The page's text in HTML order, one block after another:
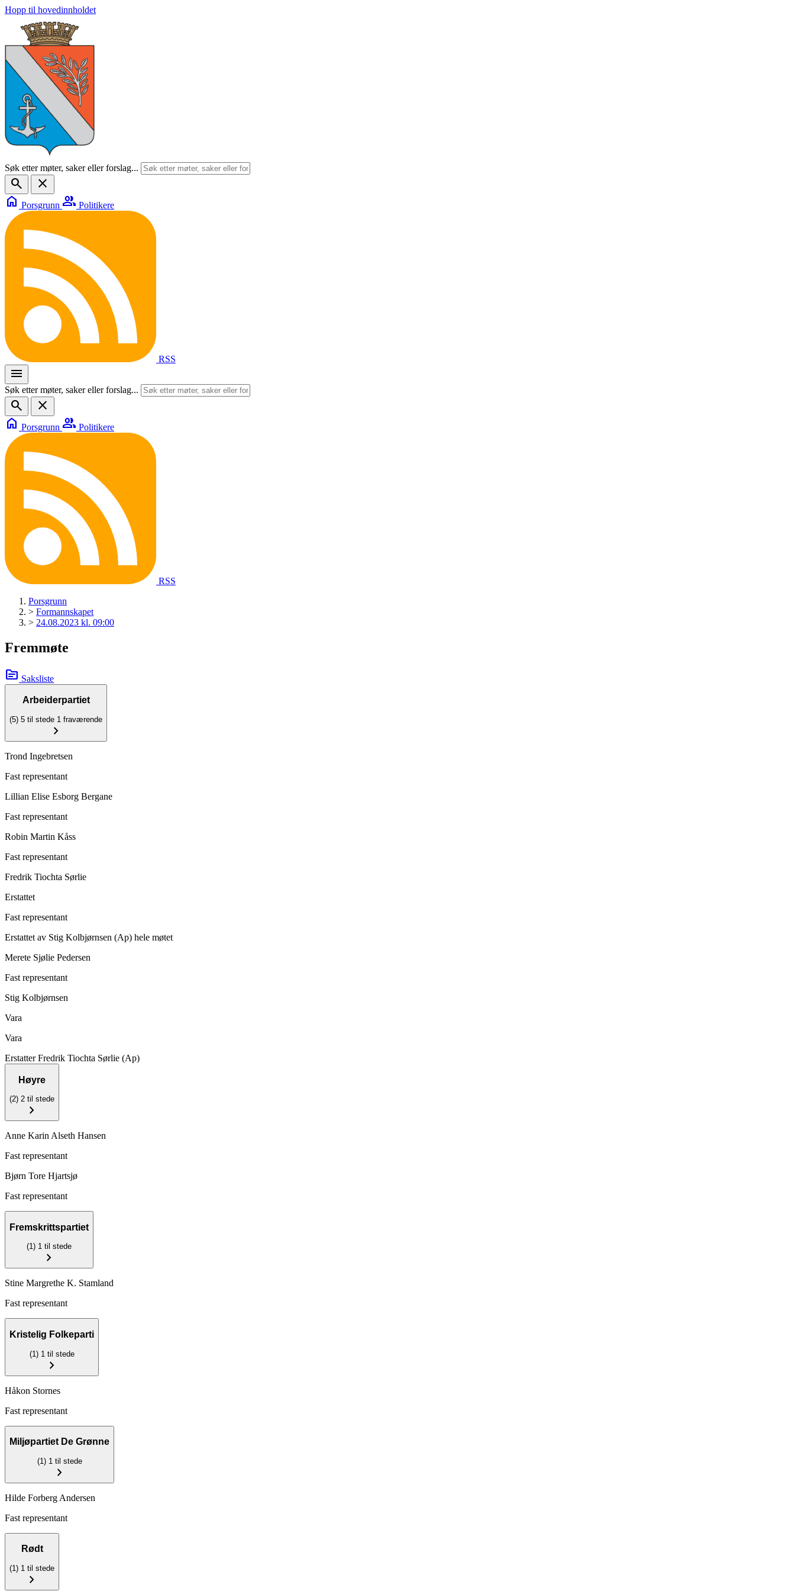
Hopp til hovedinnholdet
Søk etter møter, saker eller forslag...
search
close
home Porsgrunn group Politikere
RSS
menu
Søk etter møter, saker eller forslag...
search
close
home Porsgrunn group Politikere
RSS
Porsgrunn
> Formannskapet
> 24.08.2023 kl. 09:00
Fremmøte
topic Saksliste
Arbeiderpartiet
(5) 5 til stede 1 fraværende
chevron_right
Trond Ingebretsen
Fast representant
Lillian Elise Esborg Bergane
Fast representant
Robin Martin Kåss
Fast representant
Fredrik Tiochta Sørlie
Erstattet
Fast representant
Erstattet av Stig Kolbjørnsen (Ap) hele møtet
Merete Sjølie Pedersen
Fast representant
Stig Kolbjørnsen
Vara
Vara
ErstatterFredrik Tiochta Sørlie (Ap)
Høyre
(2) 2 til stede
chevron_right
Anne Karin Alseth Hansen
Fast representant
Bjørn Tore Hjartsjø
Fast representant
Fremskrittspartiet
(1) 1 til stede
chevron_right
Stine Margrethe K. Stamland
Fast representant
Kristelig Folkeparti
(1) 1 til stede
chevron_right
Håkon Stornes
Fast representant
Miljøpartiet De Grønne
(1) 1 til stede
chevron_right
Hilde Forberg Andersen
Fast representant
Rødt
(1) 1 til stede
chevron_right